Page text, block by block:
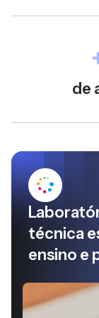
de
técnica
ensino e